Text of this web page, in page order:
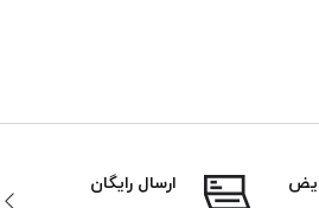
ارسال رایگان